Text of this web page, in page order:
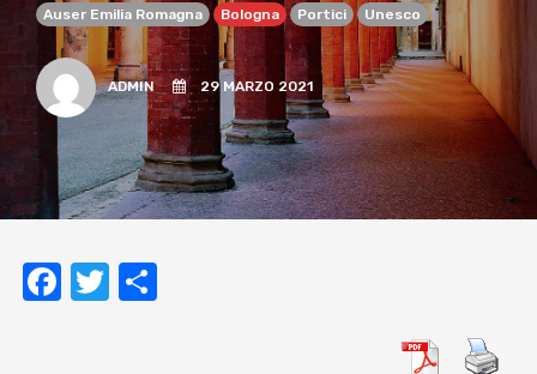
Auser Emilia Romagna Bologna Portici Unesco
ADMIN 29 MARZO 2021
Facebook
Twitter